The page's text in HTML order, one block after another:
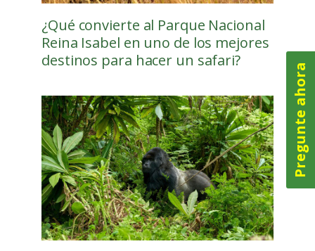
¿Qué convierte al Parque Nacional
Reina Isabel en uno de los mejores
destinos para hacer un safari?
Pregunte ahora